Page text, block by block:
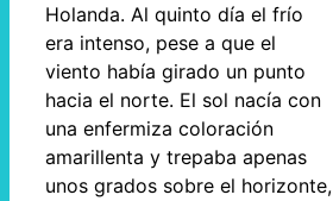
Holanda. Al quinto día el frío
era intenso, pese a que el
viento había girado un punto
hacia el norte. El sol nacía con
una enfermiza coloración
amarillenta y trepaba apenas
unos grados sobre el horizonte,